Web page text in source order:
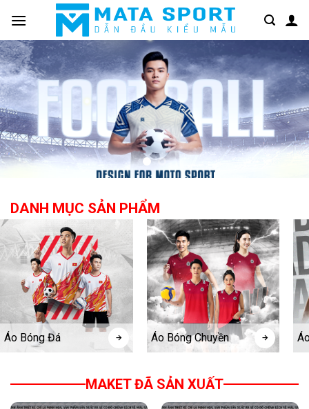
qua
nội
dung
DANH MỤC SẢN PHẨM
Áo Bóng Đá Áo Bóng Chuyền
MAKET ĐÃ SẢN XUẤT